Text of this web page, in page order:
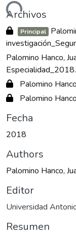
Archivos
Principal
Palomino Hanco,
Palomino
Palomino
Fecha
2018
Authors
Palomino Hanco,
Editor
Universidad
Resumen